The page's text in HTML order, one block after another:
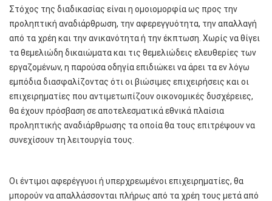
Στόχος της διαδικασίας είναι η ομοιομορφία ως προς την
προληπτική αναδιάρθρωση, την αφερεγγυότητα, την απαλλαγή
από τα χρέη και την ανικανότητα ή την έκπτωση. Χωρίς να θίγει
τα θεμελιώδη δικαιώματα και τις θεμελιώδεις ελευθερίες των
εργαζομένων, η παρούσα οδηγία επιδιώκει να άρει τα εν λόγω
εμπόδια διασφαλίζοντας ότι οι βιώσιμες επιχειρήσεις και οι
επιχειρηματίες που αντιμετωπίζουν οικονομικές δυσχέρειες,
θα έχουν πρόσβαση σε αποτελεσματικά εθνικά πλαίσια
προληπτικής αναδιάρθρωσης τα οποία θα τους επιτρέψουν να
συνεχίσουν τη λειτουργία τους.
Οι έντιμοι αφερέγγυοι ή υπερχρεωμένοι επιχειρηματίες, θα
μπορούν να απαλλάσσονται πλήρως από τα χρέη τους μετά από